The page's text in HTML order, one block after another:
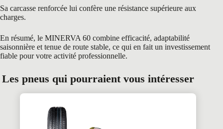
Sa carcasse renforcée lui confère une résistance supérieure aux
charges.
En résumé, le MINERVA 60 combine efficacité, adaptabilité
saisonnière et tenue de route stable, ce qui en fait un investissement
fiable pour votre activité professionnelle.
Les pneus qui pourraient vous intéresser